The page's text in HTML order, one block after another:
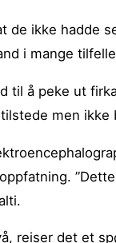
de ikke hadde
i mange
til å peke ut
men ikke
reiser det et